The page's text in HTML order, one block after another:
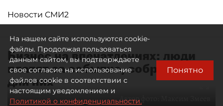
Новости СМИ2
Бизнес на впечатлениях: люди
платят за событие, собранное
для них
Автор фото:
На нашем сайте используются cookie-
файлы. Продолжая пользоваться
данным сайтом, вы подтверждаете
свое согласие на использование
файлов cookie в соответствии с
настоящим уведомлением и
Политикой о конфиденциальности.
Понятно